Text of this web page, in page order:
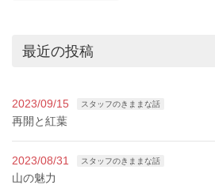
最近の投稿
2023/09/15 スタッフのきままな話
再開と紅葉
2023/08/31 スタッフのきままな話
山の魅力